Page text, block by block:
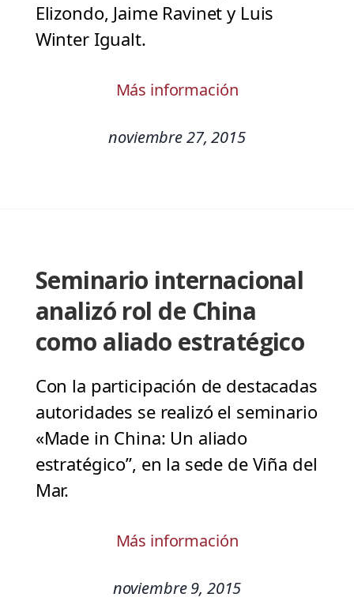
Elizondo, Jaime Ravinet y Luis
Winter Igualt.
Más información
noviembre 27, 2015
Seminario internacional
analizó rol de China
como aliado estratégico
Con la participación de destacadas
autoridades se realizó el seminario
«Made in China: Un aliado
estratégico”, en la sede de Viña del
Mar.
Más información
noviembre 9, 2015